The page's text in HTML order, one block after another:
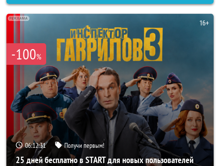
-100%
06:12:29 Получи первым!
25 дней бесплатно в START для новых пользователей